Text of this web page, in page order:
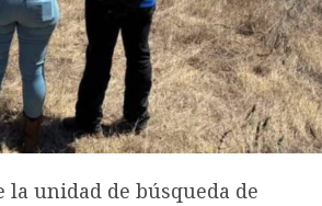
la unidad de búsqueda de